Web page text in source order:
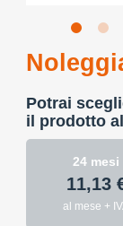
Potrai
il prodotto
24 mesi
11,13
al mese +